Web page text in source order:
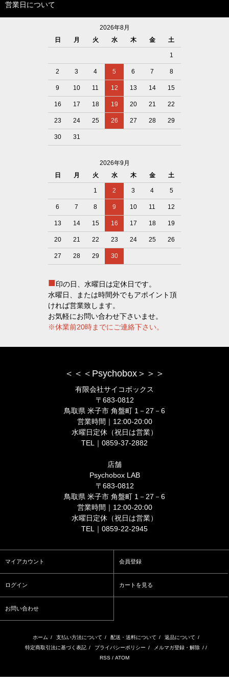
営業日について
2026年8月
日
月 火 水 木 金 土
1
2 3 4 5 6 7 8
9 10 11 12 13 14 15
16 17 18 19 20 21 22
23 24 25 26 27 28 29
30 31
2026年9月
日
月 火 水 木 金 土
1 2 3 4 5
6 7 8 9 10 11 12
13 14 15 16 17 18 19
20 21 22 23 24 25 26
27 28 29 30
■印の日、水曜日は定休日です。
水曜日、または時間外でもアポイント頂
ければ営業致します。
お気軽にお問い合わせ下さいませ。
※休業前20時までにご連絡下さい。
＜＜＜Psychobox＞＞＞
有限会社サイコボックス
〒683-0812
鳥取県 米子市 角盤町 1－27－6
営業時間｜12:00-20:00
水曜日定休（祝日は営業）
TEL｜0859-37-2882
店舗
Psychobox LAB
〒683-0812
鳥取県 米子市 角盤町 1－27－6
営業時間｜12:00-20:00
水曜日定休（祝日は営業）
TEL｜0859-22-2945
マイアカウント 会員登録
ログイン カートを見る
お問い合わせ
ホーム / 支払い方法について / 配送・送料について / 返品について /
特定商取引法に基づく表記 / プライバシーポリシー / メルマガ登録・解除 / /
RSS / ATOM